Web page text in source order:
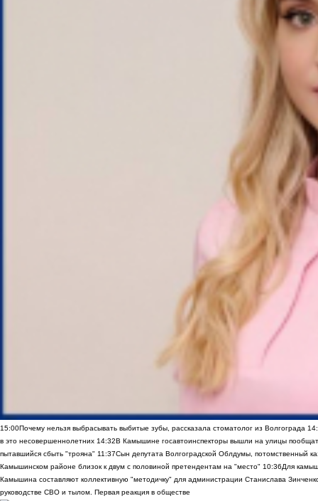
15:00Почему нельзя выбрасывать выбитые зубы, рассказала стоматолог из Волгограда
в это несовершеннолетних 14:32В Камышине госавтоинспекторы вышли на улицы
пытавшийся сбыть "трояна" 11:37Сын депутата Волгоградской Облдумы, потомственный
Камышинском районе близок к двум с половиной претендентам на "место" 10:36Для
Камышина составляют коллективную "методичку" для администрации Станислава
руководстве СВО и тылом. Первая реакция в обществе